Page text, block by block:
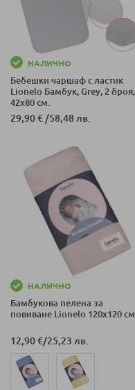
НАЛИЧНО
Бебешки чаршаф с ластик
Lionelo Бамбук, Grey, 2 броя,
42x80 см.
29,90 € /58,48 лв.
НАЛИЧНО
Бамбукова пелена за
повиване Lionelo 120x120 см.
12,90 €/25,23 лв.